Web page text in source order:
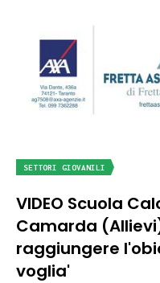
SETTORI GIOVANILI
VIDEO Scuola
Camarda
raggiungere
voglia'